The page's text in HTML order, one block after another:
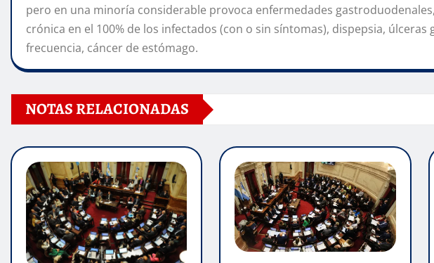
pero en una minoría considerable provoca enfermedades
crónica en el 100% de los infectados (con o sin síntomas), dispepsia,
frecuencia, cáncer de estómago.
NOTAS RELACIONADAS